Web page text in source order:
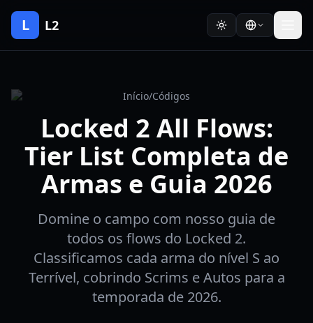
L L2
Início/Códigos
Locked 2 All Flows:
Tier List Completa de
Armas e Guia 2026
Domine o campo com nosso guia de
todos os flows do Locked 2.
Classificamos cada arma do nível S ao
Terrível, cobrindo Scrims e Autos para a
temporada de 2026.